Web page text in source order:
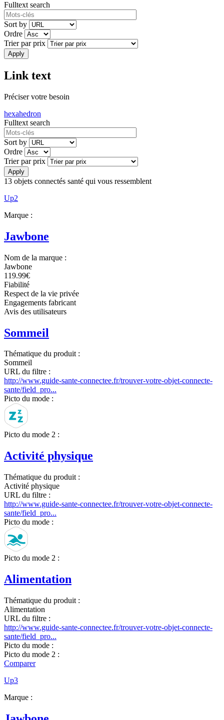
Fulltext search
Sort by
Ordre
Trier par prix
Link text
Préciser votre besoin
hexahedron
Fulltext search
Sort by
Ordre
Trier par prix
13 objets connectés santé qui vous ressemblent
Up2
Marque :
Jawbone
Nom de la marque :
Jawbone
119.99€
Fiabilité
Respect de la vie privée
Engagements fabricant
Avis des utilisateurs
Sommeil
Thématique du produit :
Sommeil
URL du filtre :
http://www.guide-sante-connectee.fr/trouver-votre-objet-connecte-
sante/field_pro...
Picto du mode :
Picto du mode 2 :
Activité physique
Thématique du produit :
Activité physique
URL du filtre :
http://www.guide-sante-connectee.fr/trouver-votre-objet-connecte-
sante/field_pro...
Picto du mode :
Picto du mode 2 :
Alimentation
Thématique du produit :
Alimentation
URL du filtre :
http://www.guide-sante-connectee.fr/trouver-votre-objet-connecte-
sante/field_pro...
Picto du mode :
Picto du mode 2 :
Comparer
Up3
Marque :